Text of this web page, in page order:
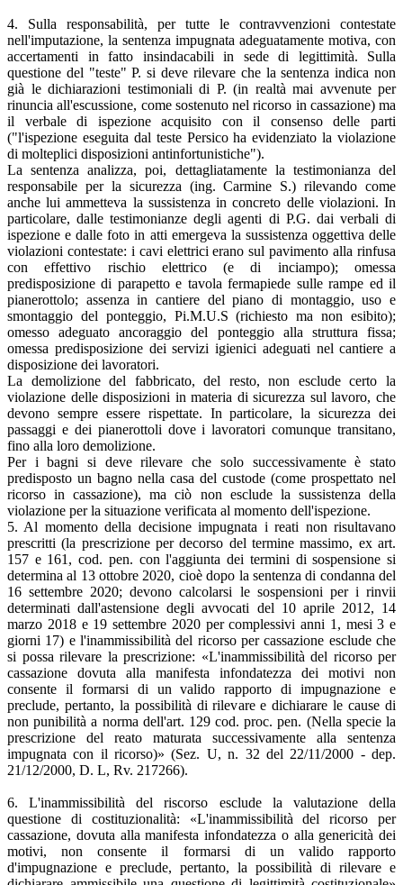
4. Sulla responsabilità, per tutte le contravvenzioni contestate
nell'imputazione, la sentenza impugnata adeguatamente motiva, con
accertamenti in fatto insindacabili in sede di legittimità. Sulla
questione del "teste" P. si deve rilevare che la sentenza indica non
già le dichiarazioni testimoniali di P. (in realtà mai avvenute per
rinuncia all'escussione, come sostenuto nel ricorso in cassazione) ma
il verbale di ispezione acquisito con il consenso delle parti
("l'ispezione eseguita dal teste Persico ha evidenziato la violazione
di molteplici disposizioni antinfortunistiche").
La sentenza analizza, poi, dettagliatamente la testimonianza del
responsabile per la sicurezza (ing. Carmine S.) rilevando come
anche lui ammetteva la sussistenza in concreto delle violazioni. In
particolare, dalle testimonianze degli agenti di P.G. dai verbali di
ispezione e dalle foto in atti emergeva la sussistenza oggettiva delle
violazioni contestate: i cavi elettrici erano sul pavimento alla rinfusa
con effettivo rischio elettrico (e di inciampo); omessa
predisposizione di parapetto e tavola fermapiede sulle rampe ed il
pianerottolo; assenza in cantiere del piano di montaggio, uso e
smontaggio del ponteggio, Pi.M.U.S (richiesto ma non esibito);
omesso adeguato ancoraggio del ponteggio alla struttura fissa;
omessa predisposizione dei servizi igienici adeguati nel cantiere a
disposizione dei lavoratori.
La demolizione del fabbricato, del resto, non esclude certo la
violazione delle disposizioni in materia di sicurezza sul lavoro, che
devono sempre essere rispettate. In particolare, la sicurezza dei
passaggi e dei pianerottoli dove i lavoratori comunque transitano,
fino alla loro demolizione.
Per i bagni si deve rilevare che solo successivamente è stato
predisposto un bagno nella casa del custode (come prospettato nel
ricorso in cassazione), ma ciò non esclude la sussistenza della
violazione per la situazione verificata al momento dell'ispezione.
5. Al momento della decisione impugnata i reati non risultavano
prescritti (la prescrizione per decorso del termine massimo, ex art.
157 e 161, cod. pen. con l'aggiunta dei termini di sospensione si
determina al 13 ottobre 2020, cioè dopo la sentenza di condanna del
16 settembre 2020; devono calcolarsi le sospensioni per i rinvii
determinati dall'astensione degli avvocati del 10 aprile 2012, 14
marzo 2018 e 19 settembre 2020 per complessivi anni 1, mesi 3 e
giorni 17) e l'inammissibilità del ricorso per cassazione esclude che
si possa rilevare la prescrizione: «L'inammissibilità del ricorso per
cassazione dovuta alla manifesta infondatezza dei motivi non
consente il formarsi di un valido rapporto di impugnazione e
preclude, pertanto, la possibilità di rilevare e dichiarare le cause di
non punibilità a norma dell'art. 129 cod. proc. pen. (Nella specie la
prescrizione del reato maturata successivamente alla sentenza
impugnata con il ricorso)» (Sez. U, n. 32 del 22/11/2000 - dep.
21/12/2000, D. L, Rv. 217266).
6. L'inammissibilità del riscorso esclude la valutazione della
questione di costituzionalità: «L'inammissibilità del ricorso per
cassazione, dovuta alla manifesta infondatezza o alla genericità dei
motivi, non consente il formarsi di un valido rapporto
d'impugnazione e preclude, pertanto, la possibilità di rilevare e